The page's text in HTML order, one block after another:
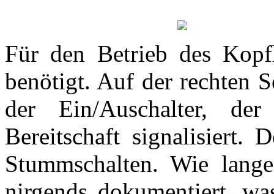
Für den Betrieb des
benötigt. Auf der rechten
der Ein/Auschalter,
Bereitschaft signalisiert.
Stummschalten. Wie